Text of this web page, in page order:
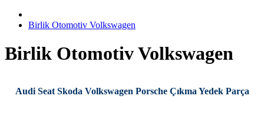
Birlik Otomotiv Volkswagen
Birlik Otomotiv Volkswagen
Audi Seat Skoda Volkswagen Porsche Çıkma Yedek Parça